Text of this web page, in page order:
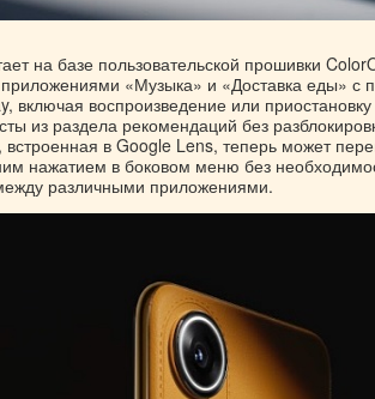
на базе пользовательской прошивки
приложениями «Музыка» и «Доставка еды»
включая воспроизведение или
из раздела рекомендаций без
в Google Lens, теперь может
нажатием в боковом меню без
различными приложениями.